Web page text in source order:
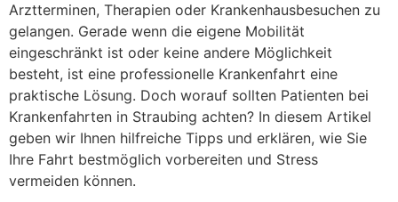
Arztterminen, Therapien oder Krankenhausbesuchen zu
gelangen. Gerade wenn die eigene Mobilität
eingeschränkt ist oder keine andere Möglichkeit
besteht, ist eine professionelle Krankenfahrt eine
praktische Lösung. Doch worauf sollten Patienten bei
Krankenfahrten in Straubing achten? In diesem Artikel
geben wir Ihnen hilfreiche Tipps und erklären, wie Sie
Ihre Fahrt bestmöglich vorbereiten und Stress
vermeiden können.